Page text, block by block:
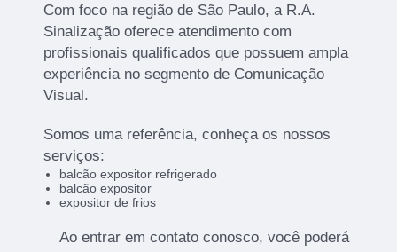
Com foco na região de São Paulo, a R.A.
Sinalização oferece atendimento com
profissionais qualificados que possuem ampla
experiência no segmento de Comunicação
Visual.
Somos uma referência, conheça os nossos
serviços:
balcão expositor refrigerado
balcão expositor
expositor de frios
Ao entrar em contato conosco, você poderá